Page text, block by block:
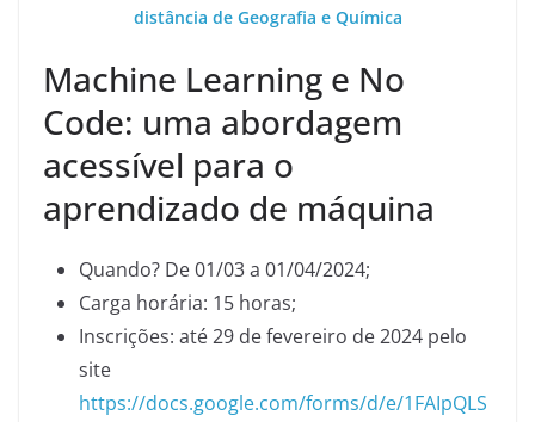
distância de Geografia e Química
Machine Learning e No
Code: uma abordagem
acessível para o
aprendizado de máquina
Quando? De 01/03 a 01/04/2024;
Carga horária: 15 horas;
Inscrições: até 29 de fevereiro de 2024 pelo
site
https://docs.google.com/forms/d/e/1FAIpQLS